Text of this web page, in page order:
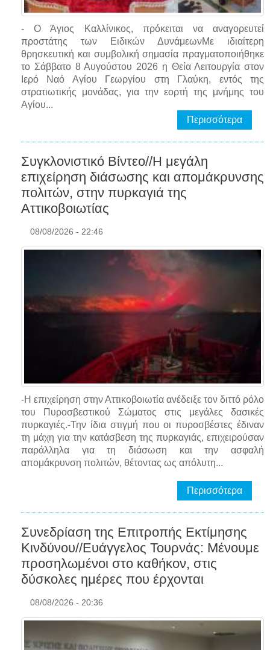
- Ο Άγιος Καλλίνικος, πρόκειται να αναγορευτεί
προστάτης των Ειδικών ΔυνάμεωνΜε ιδιαίτερη
θρησκευτική και συμβολική σημασία πραγματοποιήθηκε
το Σάββατο 8 Αυγούστου 2026 η Θεία Λειτουργία στον
Ιερό Ναό Αγίου Γεωργίου στη Γλαύκη, εντός της
στρατιωτικής μονάδας, για την εορτή της μνήμης του
Αγίου...
Περισσότερα
Συγκλονιστικό Βίντεο//Η μεγάλη
επιχείρηση διάσωσης και απομάκρυνσης
πολιτών, στην πυρκαγιά της
Αττικοβοιωτίας
08/08/2026 - 22:46
-Η επιχείρηση στην Αττικοβοιωτία ανέδειξε τον διττό ρόλο
του Πυροσβεστικού Σώματος στις μεγάλες δασικές
πυρκαγιές.-Την ίδια στιγμή που οι πυροσβέστες έδιναν
τη μάχη για την κατάσβεση της πυρκαγιάς, επιχειρούσαν
παράλληλα για τη διάσωση και την ασφαλή
απομάκρυνση πολιτών, θέτοντας ως απόλυτη...
Περισσότερα
Συνεδρίαση της Επιτροπής Εκτίμησης
Κινδύνου//Ευάγγελος Τουρνάς: Μένουμε
προσηλωμένοι στο καθήκον, στις
δύσκολες ημέρες που έρχονται
08/08/2026 - 20:36